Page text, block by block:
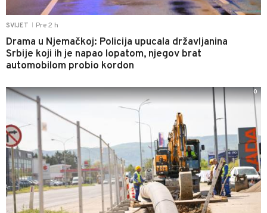
SVIJET Pre 2 h
Drama u Njemačkoj: Policija upucala državljanina
Srbije koji ih je napao lopatom, njegov brat
automobilom probio kordon
0